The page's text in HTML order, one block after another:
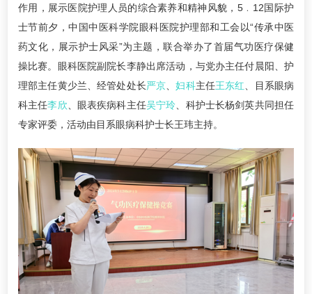
作用，展示医院护理人员的综合素养和精神风貌，5﹒12国际护
士节前夕，中国中医科学院眼科医院护理部和工会以“传承中医
药文化，展示护士风采”为主题，联合举办了首届气功医疗保健
操比赛。眼科医院副院长李静出席活动，与党办主任付晨阳、护
理部主任黄少兰、经管处处长严京 、妇科主任王东红 、目系眼病
科主任李欣 、眼表疾病科主任吴宁玲 、科护士长杨剑英共同担任
专家评委，活动由目系眼病科护士长王玮主持。